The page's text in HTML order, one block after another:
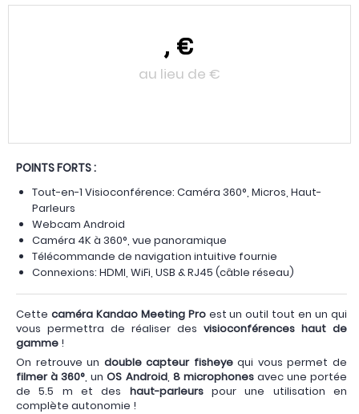
, €
au lieu de €
POINTS FORTS :
Tout-en-1 Visioconférence: Caméra 360°, Micros, Haut-
Parleurs
Webcam Android
Caméra 4K à 360°, vue panoramique
Télécommande de navigation intuitive fournie
Connexions: HDMI, WiFi, USB & RJ45 (câble réseau)
Cette caméra Kandao Meeting Proest un outil tout en un qui
vous permettra de réaliser des visioconférences haut de
gamme !
On retrouve un double capteur fisheyequi vous permet de
filmer à 360°, unOS Android, 8 microphonesavec une portée
de 5.5 m et des haut-parleurspour une utilisation en
complète autonomie !